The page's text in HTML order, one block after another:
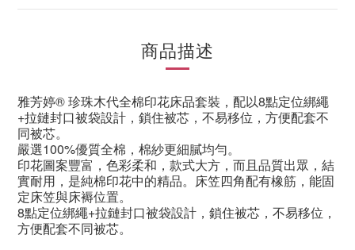
商品描述
雅芳婷® 珍珠木代全棉印花床品套裝，配以8點定位綁繩
+拉鏈封口被袋設計，鎖住被芯，不易移位，方便配套不
同被芯。
嚴選100%優質全棉，棉紗更細膩均勻。
印花圖案豐富，色彩柔和，款式大方，而且品質出眾，結
實耐用，是純棉印花中的精品。床笠四角配有橡筋，能固
定床笠與床褥位置。
8點定位綁繩+拉鏈封口被袋設計，鎖住被芯，不易移位，
方便配套不同被芯。